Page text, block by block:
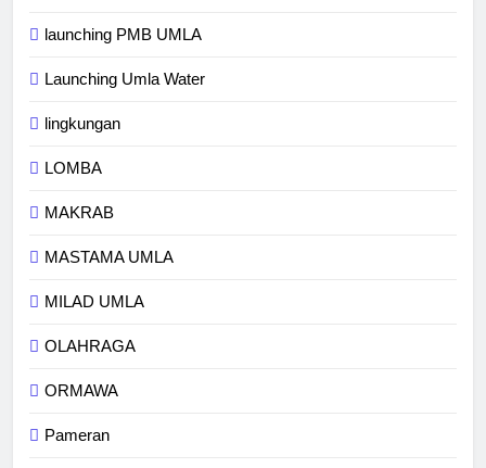
launching PMB UMLA
Launching Umla Water
lingkungan
LOMBA
MAKRAB
MASTAMA UMLA
MILAD UMLA
OLAHRAGA
ORMAWA
Pameran